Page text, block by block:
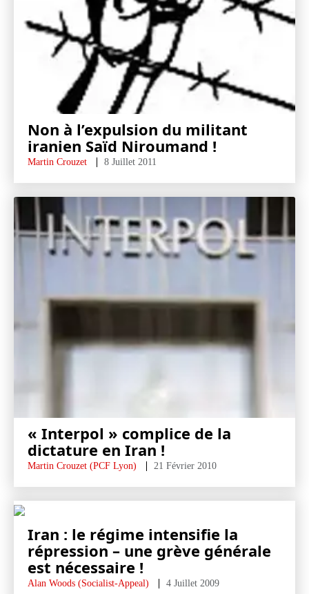
Non à l’expulsion du militant
iranien Saïd Niroumand !
Martin Crouzet 8 Juillet 2011
« Interpol » complice de la
dictature en Iran !
Martin Crouzet (PCF Lyon) 21 Février 2010
Iran : le régime intensifie la
répression – une grève générale
est nécessaire !
Alan Woods (Socialist-Appeal) 4 Juillet 2009